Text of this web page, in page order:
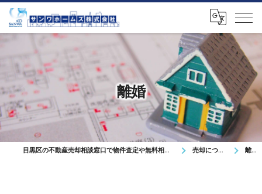
離婚
目黒区の不動産売却相談窓口で物件査定や無料相談を対応 売却について 離婚